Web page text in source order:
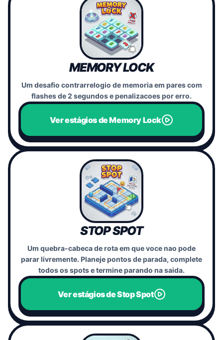
MEMORY LOCK
Um desafio contrarrelogio de memoria em pares com
flashes de 2 segundos e penalizacoes por erro.
Ver estágios de Memory Lock
STOP SPOT
Um quebra-cabeca de rota em que voce nao pode
parar livremente. Planeje pontos de parada, complete
todos os spots e termine parando na saida.
Ver estágios de Stop Spot